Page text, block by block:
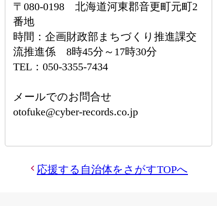
〒080-0198 北海道河東郡音更町元町2
番地
時間：企画財政部まちづくり推進課交
流推進係 8時45分～17時30分
TEL：050-3355-7434
メールでのお問合せ
otofuke@cyber-records.co.jp
応援する自治体をさがすTOPへ